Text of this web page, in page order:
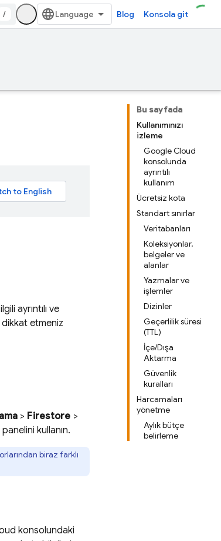
/ Blog Konsola git
Bu sayfada
Kullanımınızı
izleme
Google Cloud
konsolunda
ayrıntılı
kullanım
Ücretsiz kota
Standart sınırlar
Veritabanları
Koleksiyonlar,
belgeler ve
alanlar
Yazmalar ve
işlemler
Dizinler
Geçerlilik süresi
(TTL)
İçe/Dışa
Aktarma
Güvenlik
kuralları
Harcamaları
yönetme
Aylık bütçe
belirleme
ayrıntılı ve
etmeniz
> Firestore >
kullanın.
biraz farklı
konsolundaki